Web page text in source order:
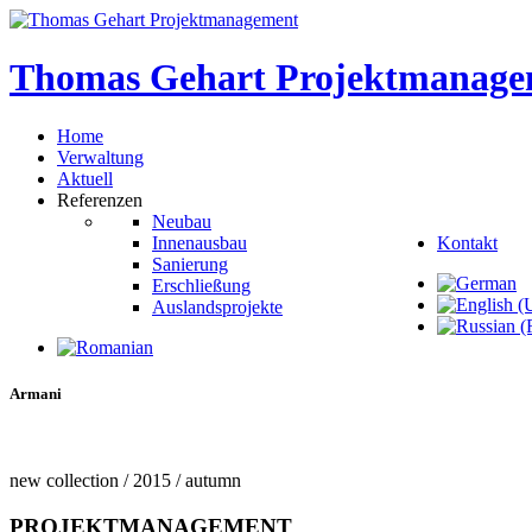
Thomas Gehart
Home
Verwaltung
Aktuell
Referenzen
Neubau
Innenausbau
Sanierung
Erschließung
Auslandsprojekte
Kontakt
Armani
new collection / 2015 / autumn
PROJEKTMANAGEMENT